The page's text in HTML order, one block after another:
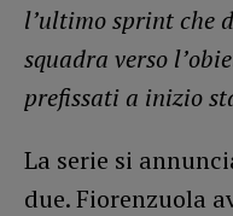
l’ultimo sprint che
squadra verso
prefissati a inizio
La serie si
due. Fiorenzuola